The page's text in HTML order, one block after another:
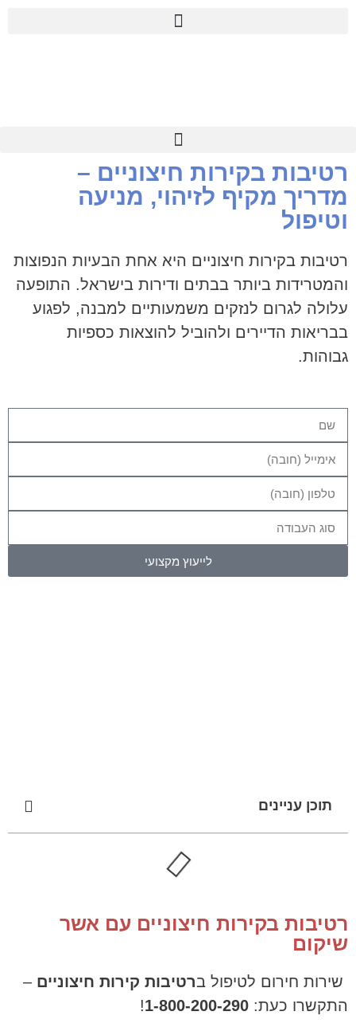
רטיבות בקירות חיצוניים –
מדריך מקיף לזיהוי, מניעה
וטיפול
רטיבות בקירות חיצוניים היא אחת הבעיות הנפוצות
והמטרידות ביותר בבתים ודירות בישראל. התופעה
עלולה לגרום לנזקים משמעותיים למבנה, לפגוע
בבריאות הדיירים ולהוביל להוצאות כספיות
גבוהות.
לייעוץ מקצועי
תוכן עניינים
רטיבות בקירות חיצוניים עם אשר
שיקום
שירות חירום לטיפול ברטיבות קירות חיצוניים –
התקשרו כעת: 1-800-200-290
!